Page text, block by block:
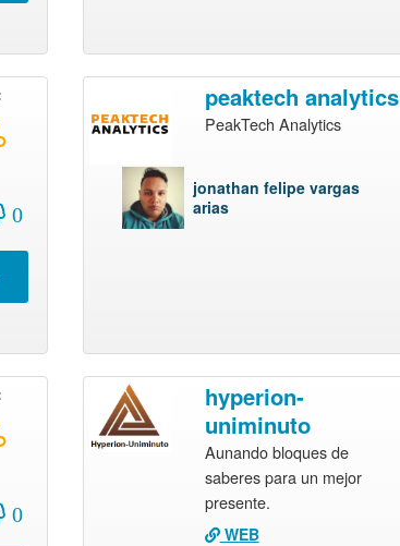
0
peaktech analytics
PeakTech Analytics
jonathan felipe vargas
arias
0
hyperion-
uniminuto
Aunando bloques de
saberes para un mejor
presente.
WEB